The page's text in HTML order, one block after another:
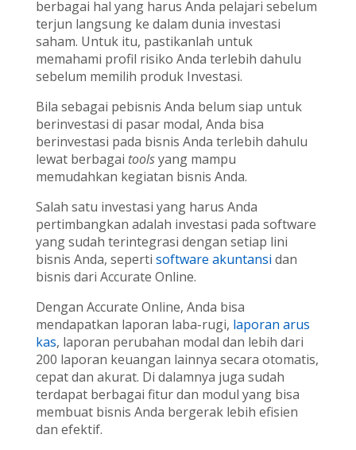
berbagai hal yang harus Anda pelajari sebelum
terjun langsung ke dalam dunia investasi
saham. Untuk itu, pastikanlah untuk
memahami profil risiko Anda terlebih dahulu
sebelum memilih produk Investasi.
Bila sebagai pebisnis Anda belum siap untuk
berinvestasi di pasar modal, Anda bisa
berinvestasi pada bisnis Anda terlebih dahulu
lewat berbagai toolsyang mampu
memudahkan kegiatan bisnis Anda.
Salah satu investasi yang harus Anda
pertimbangkan adalah investasi pada software
yang sudah terintegrasi dengan setiap lini
bisnis Anda, seperti software akuntansi dan
bisnis dari Accurate Online.
Dengan Accurate Online, Anda bisa
mendapatkan laporan laba-rugi, laporan arus
kas, laporan perubahan modal dan lebih dari
200 laporan keuangan lainnya secara otomatis,
cepat dan akurat. Di dalamnya juga sudah
terdapat berbagai fitur dan modul yang bisa
membuat bisnis Anda bergerak lebih efisien
dan efektif.